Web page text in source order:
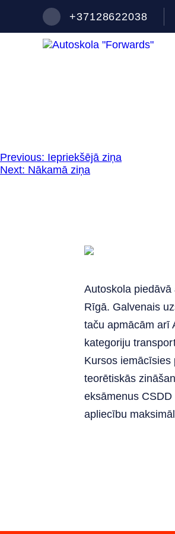
+37128622038
Ziņu
Previous: Iepriekšējā ziņa
Next: Nākamā ziņa
Autoskola
Rīgā. Galvenais
taču apmācām arī
kategoriju
Kursos iemācīsies
teorētiskās
eksāmenus
apliecību